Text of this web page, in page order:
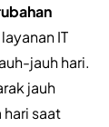
IT
jauh hari.
jauh
saat